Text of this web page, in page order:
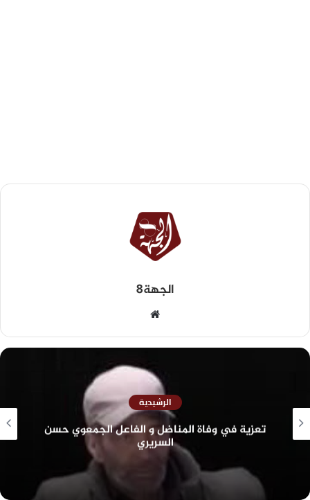
الجهة8
الرشيدية
تعزية في وفاة المناضل و الفاعل الجمعوي حسن
السريري